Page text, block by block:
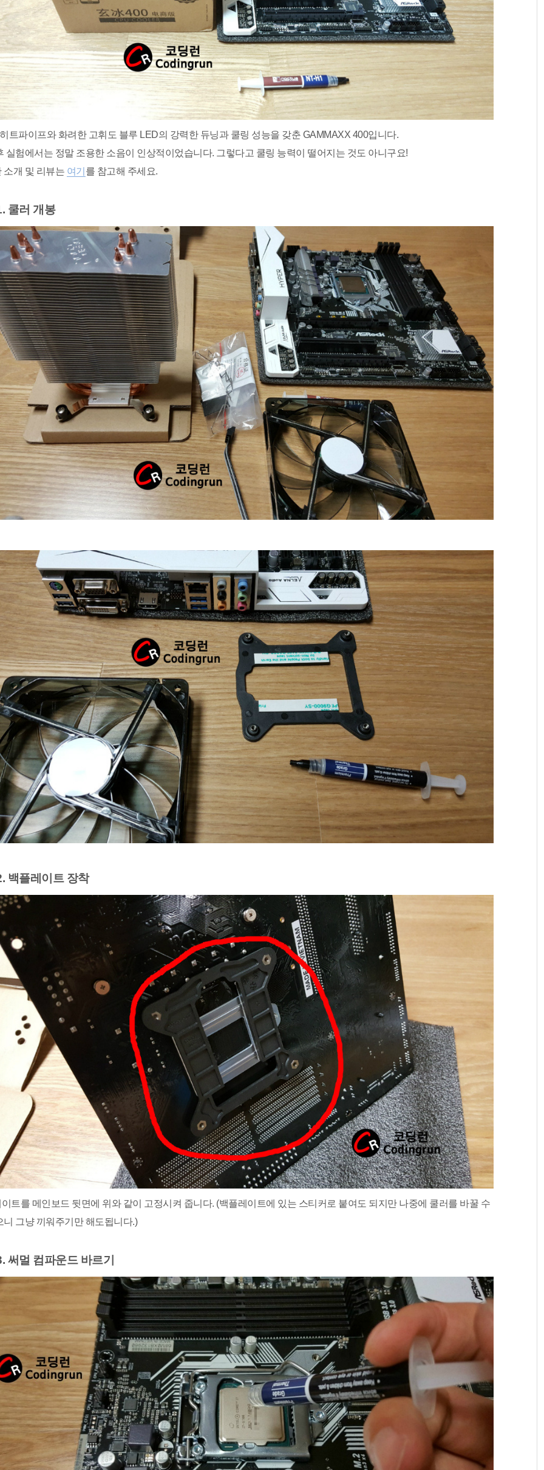
트파이프와 화려한 고휘도 블루 LED의 강력한 듀닝과 쿨링 성능을 갖춘 GAMMAXX 400입니다.
실험에서는 정말 조용한 소음이 인상적이었습니다. 그렇다고 쿨링 능력이 떨어지는 것도 아니구요!
소개 및 리뷰는 여기 를 참고해 주세요.
쿨러 개봉
백플레이트 장착
트를 메인보드 뒷면에 위와 같이 고정시켜 줍니다. (백플레이트에 있는 스티커로 붙여도 되지만 나중에 쿨러를 바꿀 수
니 그냥 끼워주기만 해도됩니다.)
써멀 컴파운드 바르기